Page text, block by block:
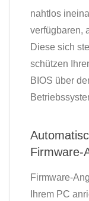
nahtlos
verfügbaren,
Diese sich
schützen
BIOS über
Firmware-
Firmware-
Ihrem PC